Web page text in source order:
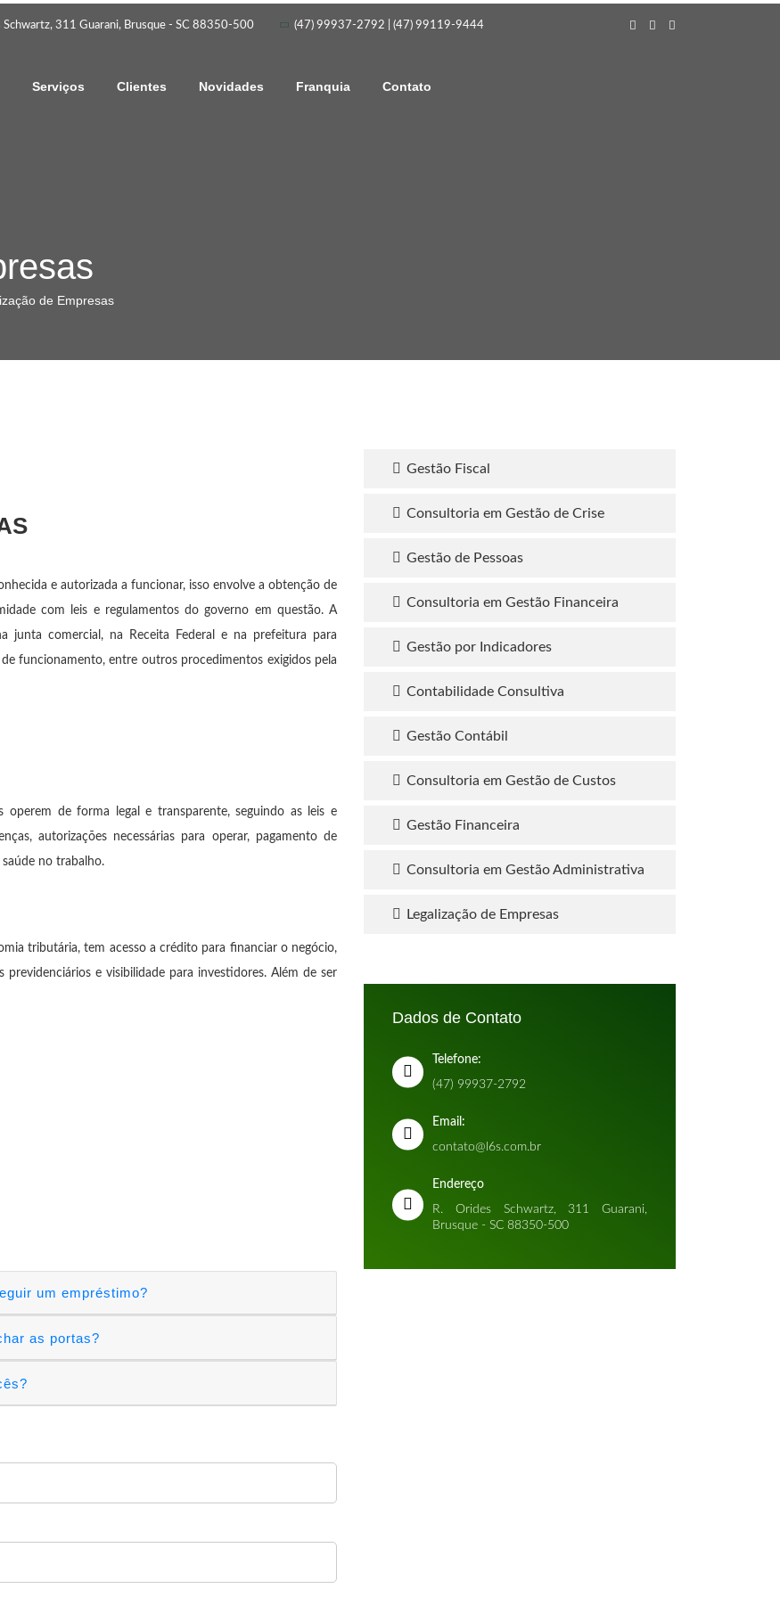
Schwartz, 311 Guarani, Brusque - SC 88350-500 (47) 99937-2792 | (47) 99119-9444
Serviços Clientes Novidades Franquia Contato
de Empresas
e autorizada a funcionar, isso envolve a obtenção de
com leis e regulamentos do governo em questão. A
junta comercial, na Receita Federal e na prefeitura para
funcionamento, entre outros procedimentos exigidos pela
de forma legal e transparente, seguindo as leis e
autorizações necessárias para operar, pagamento de
no trabalho.
tributária, tem acesso a crédito para financiar o negócio,
e visibilidade para investidores. Além de ser
um empréstimo?
as portas?
Gestão Fiscal
Consultoria em Gestão de Crise
Gestão de Pessoas
Consultoria em Gestão Financeira
Gestão por Indicadores
Contabilidade Consultiva
Gestão Contábil
Consultoria em Gestão de Custos
Gestão Financeira
Consultoria em Gestão Administrativa
Legalização de Empresas
Dados de Contato
Telefone:
(47) 99937-2792
Email:
contato@l6s.com.br
Endereço
R. Orides Schwartz, 311 Guarani,
Brusque - SC 88350-500